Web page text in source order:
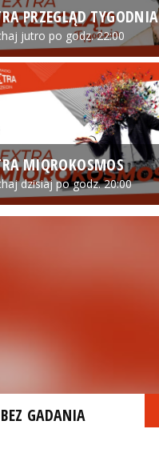
PRZEGLĄD TYGODNIA
jutro po godz. 22:00
MIQROKOSMOS
dzisiaj po godz. 20:00
GADANIA